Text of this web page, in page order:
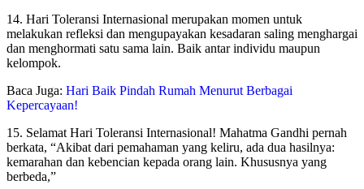
14. Hari Toleransi Internasional merupakan momen untuk
melakukan refleksi dan mengupayakan kesadaran saling menghargai
dan menghormati satu sama lain. Baik antar individu maupun
kelompok.
Baca Juga: Hari Baik Pindah Rumah Menurut Berbagai
Kepercayaan!
15. Selamat Hari Toleransi Internasional! Mahatma Gandhi pernah
berkata, “Akibat dari pemahaman yang keliru, ada dua hasilnya:
kemarahan dan kebencian kepada orang lain. Khususnya yang
berbeda,”